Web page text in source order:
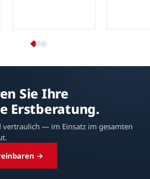
Sie Ihre
Erstberatung.
vertraulich — im Einsatz im gesamten
→